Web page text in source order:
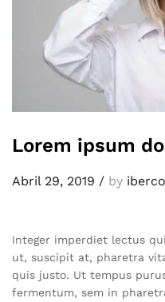
Lorem ipsum
Abril 29, 2019 / by
Integer imperdiet lectus
ut, suscipit at, pharetra
quis justo. Ut tempus
fermentum, sem in